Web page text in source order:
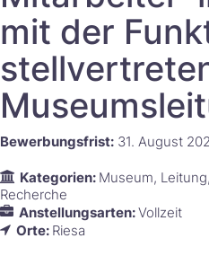
mit der
Bewerbungsfrist: 31. August
Kategorien: Museum Leitung
Recherche
Anstellungsarten:Vollzeit
Orte: Riesa